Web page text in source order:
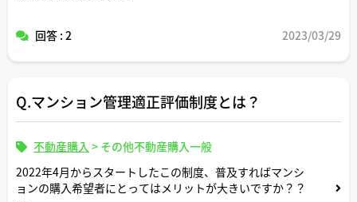
回答 : 2 2023/03/29
Q.マンション管理適正評価制度とは？
不動産購入 > その他不動産購入一般
2022年4月からスタートしたこの制度、普及すればマンシ
ョンの購入希望者にとってはメリットが大きいですか？？